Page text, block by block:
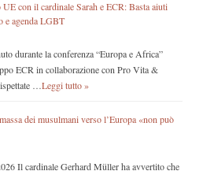
con il cardinale Sarah e ECR: Basta aiuti
e agenda LGBT
durante la conferenza “Europa e Africa”
ECR in collaborazione con Pro Vita &
… Leggi tutto »
dei musulmani verso l’Europa «non può
Il cardinale Gerhard Müller ha avvertito che